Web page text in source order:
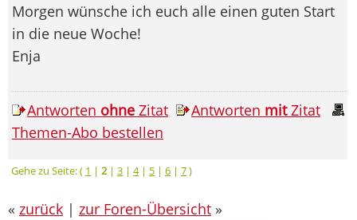
Morgen wünsche ich euch alle einen guten Start
in die neue Woche!
Enja
Antworten ohne Zitat Antworten mitZitat
Themen-Abo bestellen
Gehe zu Seite: ( 1 | 2| 3 | 4| 5 | 6 | 7)
« zurück | zur Foren-Übersicht »